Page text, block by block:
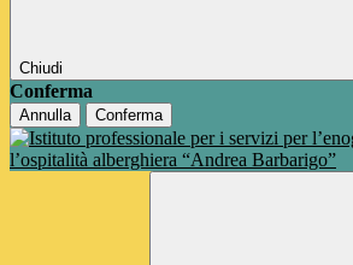
Chiudi
Conferma
Annulla Conferma